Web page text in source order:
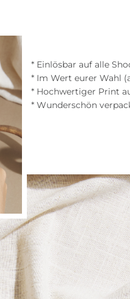
* Einlösbar auf alle
* Im Wert eurer Wahl
* Hochwertiger Print
* Wunderschön